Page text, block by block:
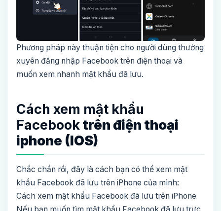
Phương pháp này thuận tiện cho người dùng thường
xuyên đăng nhập Facebook trên điện thoại và
muốn xem nhanh mật khẩu đã lưu.
Cách xem mật khẩu
Facebooktrên điện thoại
iphone (IOS)
Chắc chắn rồi, đây là cách bạn có thể xem mật
khẩu Facebook đã lưu trên iPhone của mình:
Cách xem mật khẩu Facebook đã lưu trên iPhone